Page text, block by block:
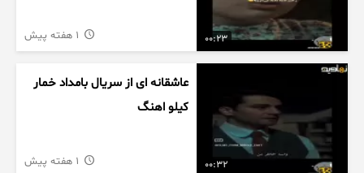
00:23
00:32
عاشقانه ای از سریال بامداد خمار
کیلو اهنگ